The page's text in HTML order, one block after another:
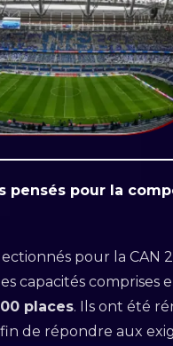
pensés pour la
pour la CAN
capacités comprises
places. Ils ont été
de répondre aux